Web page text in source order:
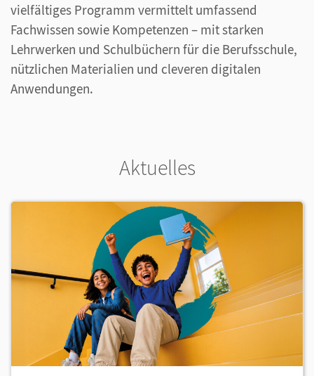
vielfältiges Programm vermittelt umfassend
Fachwissen sowie Kompetenzen – mit starken
Lehrwerken und Schulbüchern für die Berufsschule,
nützlichen Materialien und cleveren digitalen
Anwendungen.
Aktuelles